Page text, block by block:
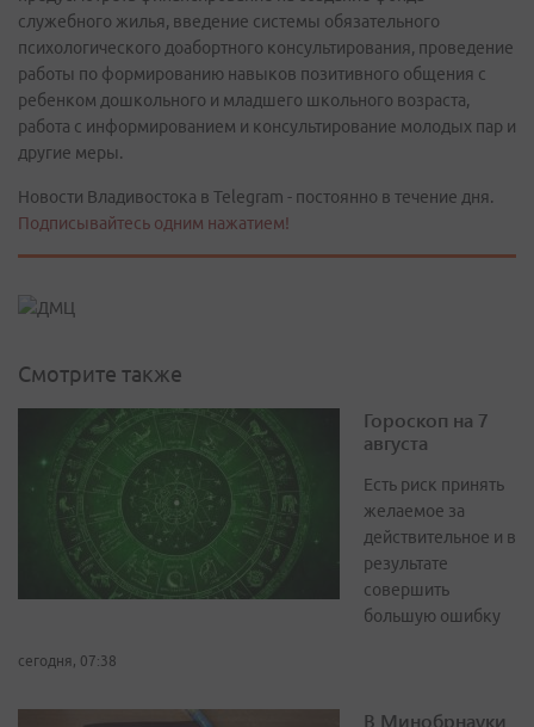
служебного жилья, введение системы обязательного
психологического доабортного консультирования, проведение
работы по формированию навыков позитивного общения с
ребенком дошкольного и младшего школьного возраста,
работа с информированием и консультирование молодых пар и
другие меры.
Новости Владивостока в Telegram - постоянно в течение дня.
Подписывайтесь одним нажатием!
Смотрите также
Гороскоп на 7
августа
Есть риск принять
желаемое за
действительное и в
результате
совершить
большую ошибку
сегодня, 07:38
В Минобрнауки